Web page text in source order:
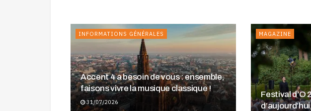
INFORMATIONS GÉNÉRALES
Accent 4 a besoin de vous : ensemble,
faisons vivre la musique classique !
31/07/2026
MAGAZINE
Festival d’O